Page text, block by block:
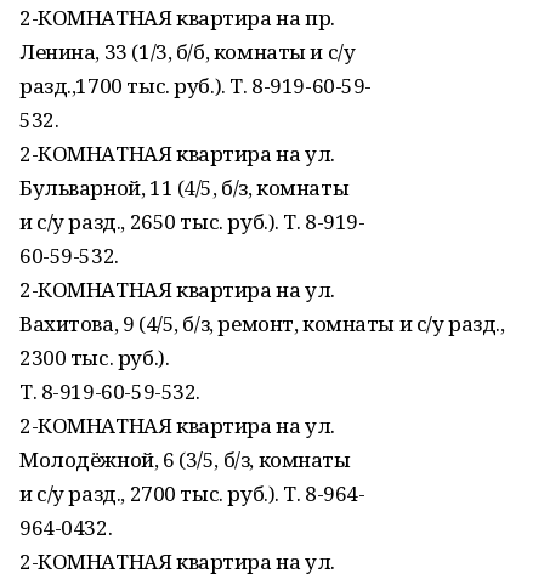
2-КОМНАТНАЯ квартира на пр.
Ленина, 33 (1/3, б/б, комнаты и с/у
разд.,1700 тыс. руб.). Т. 8-919-60-59-
532.
2-КОМНАТНАЯ квартира на ул.
Бульварной, 11 (4/5, б/з, комнаты
и с/у разд., 2650 тыс. руб.). Т. 8-919-
60-59-532.
2-КОМНАТНАЯ квартира на ул.
Вахитова, 9 (4/5, б/з, ремонт, комнаты и с/у разд.,
2300 тыс. руб.).
Т. 8-919-60-59-532.
2-КОМНАТНАЯ квартира на ул.
Молодёжной, 6 (3/5, б/з, комнаты
и с/у разд., 2700 тыс. руб.). Т. 8-964-
964-0432.
2-КОМНАТНАЯ квартира на ул.